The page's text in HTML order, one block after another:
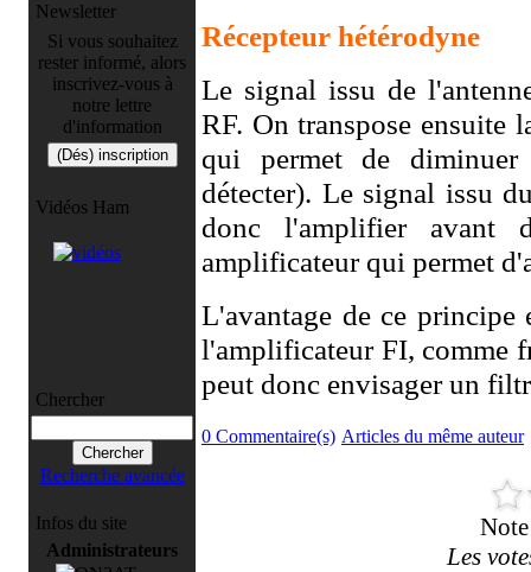
Newsletter
Si vous souhaitez
rester informé, alors
inscrivez-vous à
notre lettre
d'information
Vidéos Ham
Chercher
Recherche avancée
Infos du site
Administrateurs
Récepteur hétérodyne
Le signal issu de
RF. On transpose ensuite
qui permet de
détecter). Le signal issu
donc l'amplifier avant
amplificateur qui permet
L'avantage de ce principe
l'amplificateur FI, comme
peut donc envisager un
0 Commentaire(s) Articles du même auteur
Les